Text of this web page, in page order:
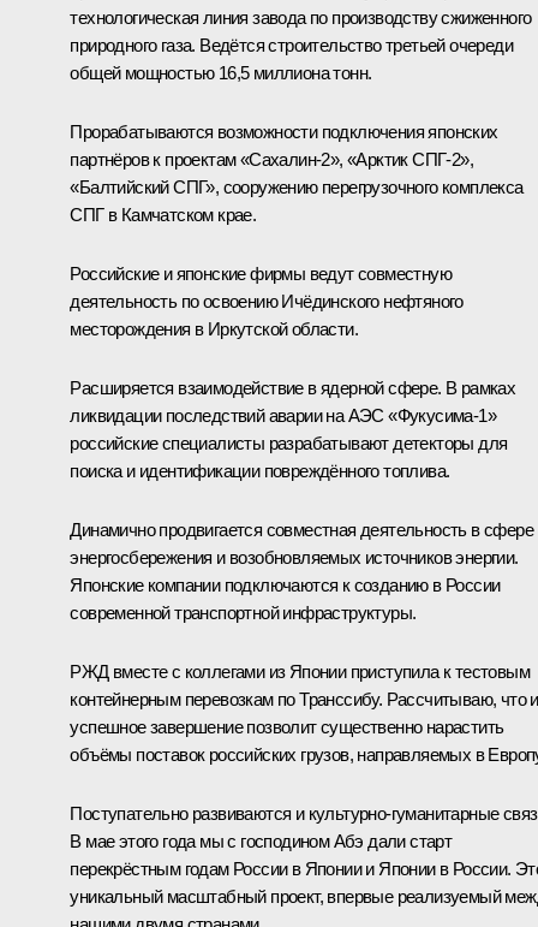
технологическая линия завода по производству сжиженного
природного газа. Ведётся строительство третьей очереди
общей мощностью 16,5 миллиона тонн.
Прорабатываются возможности подключения японских
партнёров к проектам «Сахалин‑2», «Арктик СПГ‑2»,
«Балтийский СПГ», сооружению перегрузочного комплекса
СПГ в Камчатском крае.
Российские и японские фирмы ведут совместную
деятельность по освоению Ичёдинского нефтяного
месторождения в Иркутской области.
Расширяется взаимодействие в ядерной сфере. В рамках
ликвидации последствий аварии на АЭС «Фукусима‑1»
российские специалисты разрабатывают детекторы для
поиска и идентификации повреждённого топлива.
Динамично продвигается совместная деятельность в сфере
энергосбережения и возобновляемых источников энергии.
Японские компании подключаются к созданию в России
современной транспортной инфраструктуры.
РЖД вместе с коллегами из Японии приступила к тестовым
контейнерным перевозкам по Транссибу. Рассчитываю, что
успешное завершение позволит существенно нарастить
объёмы поставок российских грузов, направляемых в
Поступательно развиваются и культурно-гуманитарные
В мае этого года мы с господином Абэ дали старт
перекрёстным годам России в Японии и Японии в России.
уникальный масштабный проект, впервые реализуемый